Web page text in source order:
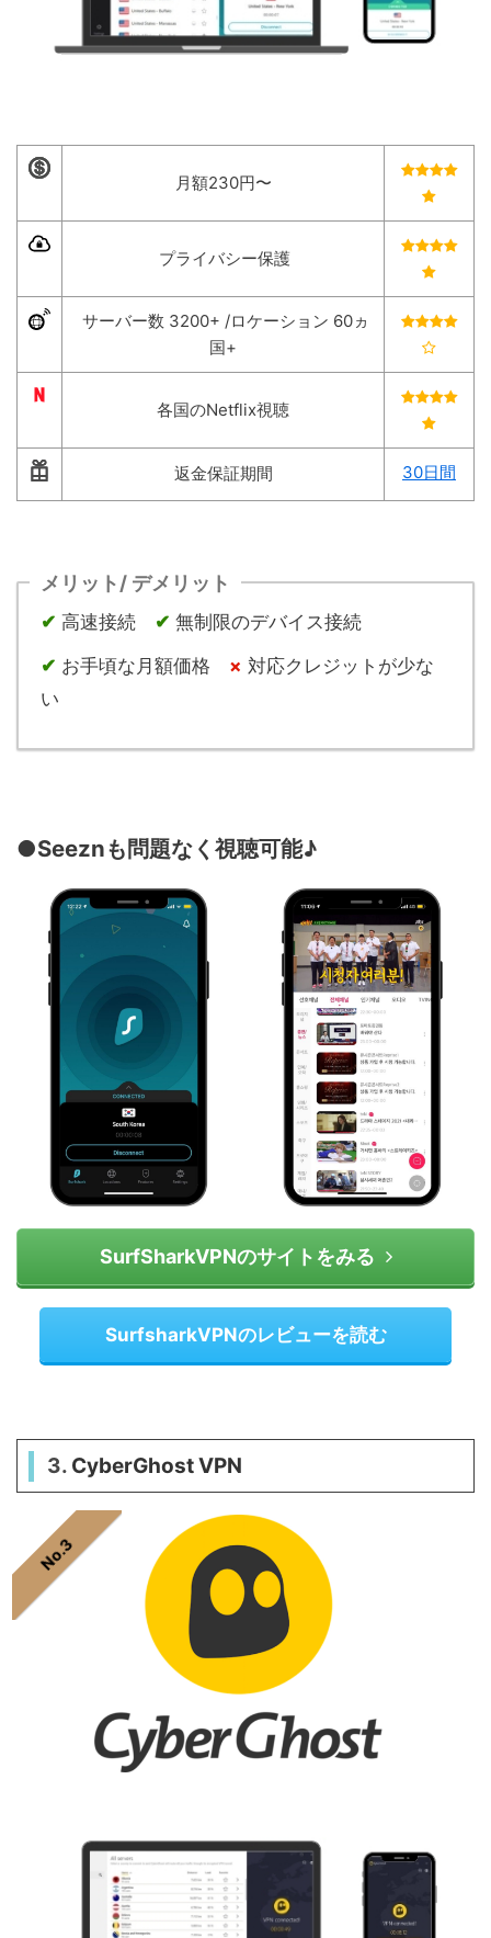
月額230円〜
プライバシー保護
サーバー数 3200+ /ロケーション 60ヵ
国+
各国のNetflix視聴
返金保証期間 30日間
メリット/ デメリット
✔︎ 高速接続 ✔︎ 無制限のデバイス接続
✔︎ お手頃な月額価格 × 対応クレジットが少な
い
●Seeznも問題なく視聴可能♪
SurfSharkVPNのサイトをみる
SurfsharkVPNのレビューを読む
3. CyberGhost VPN
No.3